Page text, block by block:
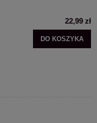
22,99 zł
DO KOSZYKA